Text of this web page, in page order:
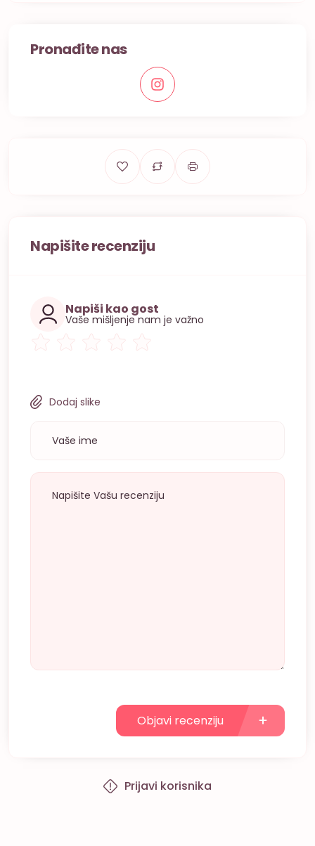
Pronađite nas
Napišite recenziju
Napiši kao gost
Vaše mišljenje nam je važno
Dodaj slike
Objavi recenziju
Prijavi korisnika